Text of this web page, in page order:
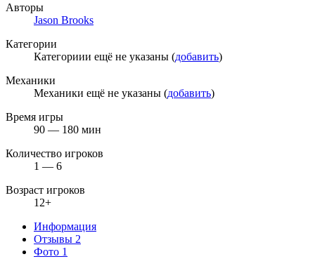
Авторы
Jason Brooks
Категории
Категориии ещё не указаны (добавить)
Механики
Механики ещё не указаны (добавить)
Время игры
90 — 180 мин
Количество игроков
1 — 6
Возраст игроков
12+
Информация
Отзывы 2
Фото 1